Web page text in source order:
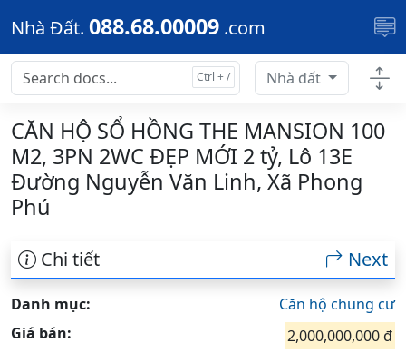
Skip to main content
Nhà Đất. 088.68.00009 .com
Nhà đất
CĂN HỘ SỔ HỒNG THE MANSION 100
M2, 3PN 2WC ĐẸP MỚI 2 tỷ, Lô 13E
Đường Nguyễn Văn Linh, Xã Phong
Phú
Chi tiết Next
Danh mục:
Căn hộ chung cư
Giá bán:
2,000,000,000 đ